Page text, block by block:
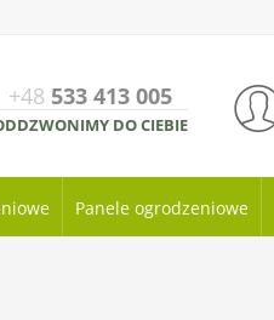
+48 533 413 005
DO CIEBIE
Panele ogrodzeniowe